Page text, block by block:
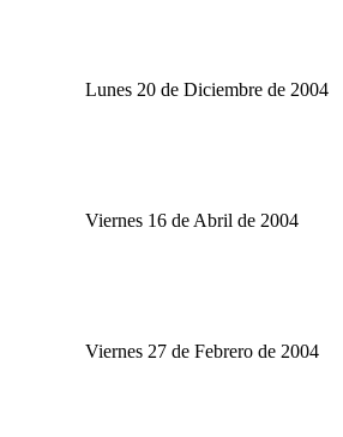
Lunes 20 de Diciembre de 2004
Viernes 16 de Abril de 2004
Viernes 27 de Febrero de 2004